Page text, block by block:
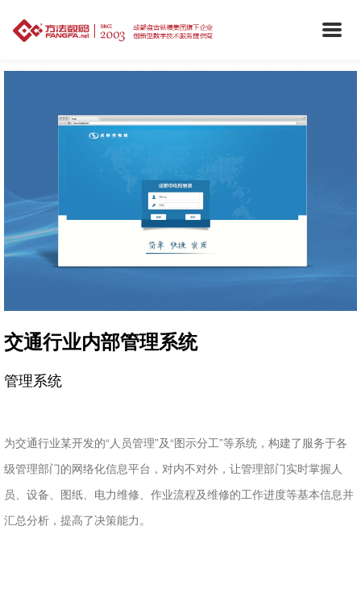
交通行业内部管理系统
管理系统
为交通行业某开发的“人员管理”及“图示分工”等系统，构建了服务于各
级管理部门的网络化信息平台，对内不对外，让管理部门实时掌握人
员、设备、图纸、电力维修、作业流程及维修的工作进度等基本信息并
汇总分析，提高了决策能力。